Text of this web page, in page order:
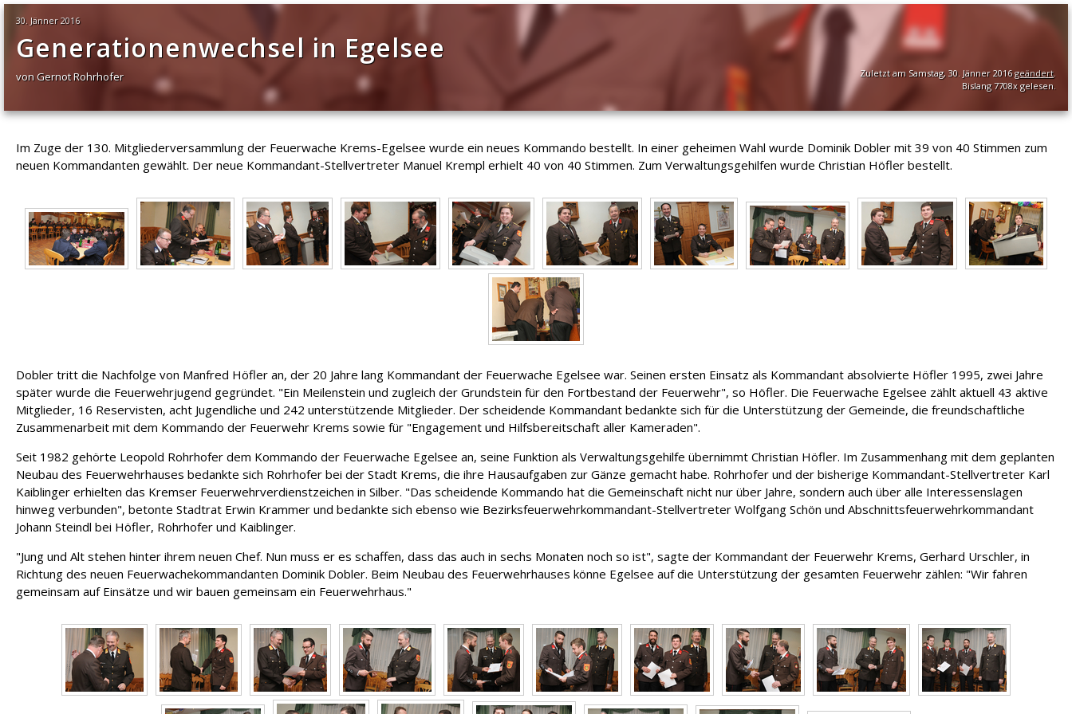
30. Jänner 2016
Generationenwechsel in Egelsee
von Gernot Rohrhofer Zuletzt am Samstag, 30. Jänner 2016geändert.
Bislang 7708x gelesen.
Im Zuge der 130. Mitgliederversammlung der Feuerwache Krems-Egelsee wurde ein neues Kommando bestellt. In einer geheimen Wahl wurde Dominik Dobler mit 39 von 40 Stimmen zum
neuen Kommandanten gewählt. Der neue Kommandant-Stellvertreter Manuel Krempl erhielt 40 von 40 Stimmen. Zum Verwaltungsgehilfen wurde Christian Höfler bestellt.
Dobler tritt die Nachfolge von Manfred Höfler an, der 20 Jahre lang Kommandant der Feuerwache Egelsee war. Seinen ersten Einsatz als Kommandant absolvierte Höfler 1995, zwei Jahre
später wurde die Feuerwehrjugend gegründet. "Ein Meilenstein und zugleich der Grundstein für den Fortbestand der Feuerwehr", so Höfler. Die Feuerwache Egelsee zählt aktuell 43 aktive
Mitglieder, 16 Reservisten, acht Jugendliche und 242 unterstützende Mitglieder. Der scheidende Kommandant bedankte sich für die Unterstützung der Gemeinde, die freundschaftliche
Zusammenarbeit mit dem Kommando der Feuerwehr Krems sowie für "Engagement und Hilfsbereitschaft aller Kameraden".
Seit 1982 gehörte Leopold Rohrhofer dem Kommando der Feuerwache Egelsee an, seine Funktion als Verwaltungsgehilfe übernimmt Christian Höfler. Im Zusammenhang mit dem geplanten
Neubau des Feuerwehrhauses bedankte sich Rohrhofer bei der Stadt Krems, die ihre Hausaufgaben zur Gänze gemacht habe. Rohrhofer und der bisherige Kommandant-Stellvertreter Karl
Kaiblinger erhielten das Kremser Feuerwehrverdienstzeichen in Silber. "Das scheidende Kommando hat die Gemeinschaft nicht nur über Jahre, sondern auch über alle Interessenslagen
hinweg verbunden", betonte Stadtrat Erwin Krammer und bedankte sich ebenso wie Bezirksfeuerwehrkommandant-Stellvertreter Wolfgang Schön und Abschnittsfeuerwehrkommandant
Johann Steindl bei Höfler, Rohrhofer und Kaiblinger.
"Jung und Alt stehen hinter ihrem neuen Chef. Nun muss er es schaffen, dass das auch in sechs Monaten noch so ist", sagte der Kommandant der Feuerwehr Krems, Gerhard Urschler, in
Richtung des neuen Feuerwachekommandanten Dominik Dobler. Beim Neubau des Feuerwehrhauses könne Egelsee auf die Unterstützung der gesamten Feuerwehr zählen: "Wir fahren
gemeinsam auf Einsätze und wir bauen gemeinsam ein Feuerwehrhaus."